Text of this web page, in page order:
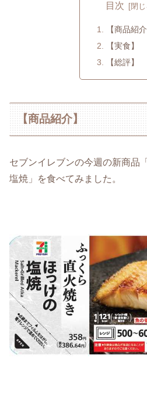
目次
【商品紹介
【実食】
【総評】
【商品紹介】
セブンイレブンの今週の新商
塩焼」を食べてみました。